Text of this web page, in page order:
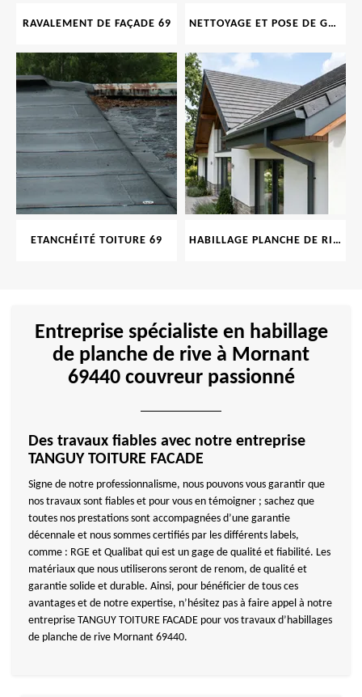
RAVALEMENT DE FAÇADE 69 NETTOYAGE ET POSE DE GOUTTIÈRE 69
ETANCHÉITÉ TOITURE 69 HABILLAGE PLANCHE DE RIVE 69
Entreprise spécialiste en habillage
de planche de rive à Mornant
69440 couvreur passionné
Des travaux fiables avec notre entreprise
TANGUY TOITURE FACADE
Signe de notre professionnalisme, nous pouvons vous garantir que
nos travaux sont fiables et pour vous en témoigner ; sachez que
toutes nos prestations sont accompagnées d’une garantie
décennale et nous sommes certifiés par les différents labels,
comme : RGE et Qualibat qui est un gage de qualité et fiabilité. Les
matériaux que nous utiliserons seront de renom, de qualité et
garantie solide et durable. Ainsi, pour bénéficier de tous ces
avantages et de notre expertise, n’hésitez pas à faire appel à notre
entreprise TANGUY TOITURE FACADE pour vos travaux d’habillages
de planche de rive Mornant 69440.